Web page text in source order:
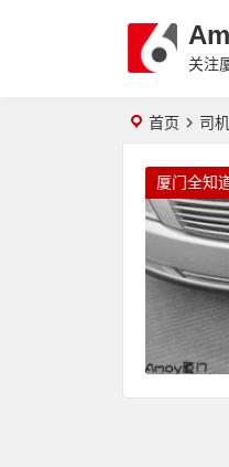
关注
首页 司机
厦门全知